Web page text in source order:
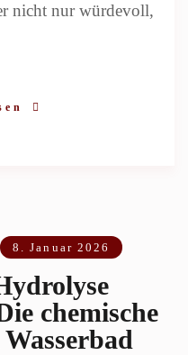
nicht nur würdevoll,
8. Januar 2026
chemische